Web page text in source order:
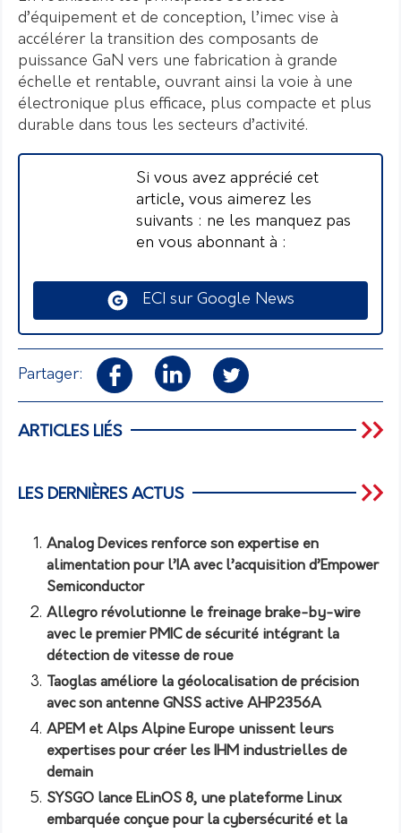
d’équipement et de conception, l’imec vise à
accélérer la transition des composants de
puissance GaN vers une fabrication à grande
échelle et rentable, ouvrant ainsi la voie à une
électronique plus efficace, plus compacte et plus
durable dans tous les secteurs d’activité.
Si vous avez apprécié cet
article, vous aimerez les
suivants : ne les manquez pas
en vous abonnant à :
ECI sur Google News
Partager:
ARTICLES LIÉS
LES DERNIÈRES ACTUS
Analog Devices renforce son expertise en
alimentation pour l’IA avec l’acquisition d’Empower
Semiconductor
Allegro révolutionne le freinage brake-by-wire
avec le premier PMIC de sécurité intégrant la
détection de vitesse de roue
Taoglas améliore la géolocalisation de précision
avec son antenne GNSS active AHP2356A
APEM et Alps Alpine Europe unissent leurs
expertises pour créer les IHM industrielles de
demain
SYSGO lance ELinOS 8, une plateforme Linux
embarquée conçue pour la cybersécurité et la